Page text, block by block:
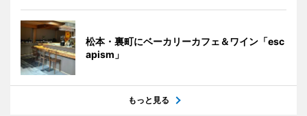
松本・裏町にベーカリーカフェ＆ワイン「esc
apism」
もっと見る